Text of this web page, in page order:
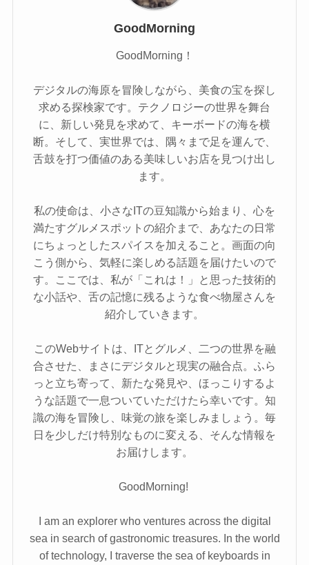
GoodMorning
GoodMorning！
デジタルの海原を冒険しながら、美食の宝を探し
求める探検家です。テクノロジーの世界を舞台
に、新しい発見を求めて、キーボードの海を横
断。そして、実世界では、隅々まで足を運んで、
舌鼓を打つ価値のある美味しいお店を見つけ出し
ます。
私の使命は、小さなITの豆知識から始まり、心を
満たすグルメスポットの紹介まで、あなたの日常
にちょっとしたスパイスを加えること。画面の向
こう側から、気軽に楽しめる話題を届けたいので
す。ここでは、私が「これは！」と思った技術的
な小話や、舌の記憶に残るような食べ物屋さんを
紹介していきます。
このWebサイトは、ITとグルメ、二つの世界を融
合させた、まさにデジタルと現実の融合点。ふら
っと立ち寄って、新たな発見や、ほっこりするよ
うな話題で一息ついていただけたら幸いです。知
識の海を冒険し、味覚の旅を楽しみましょう。毎
日を少しだけ特別なものに変える、そんな情報を
お届けします。
GoodMorning!
I am an explorer who ventures across the digital
sea in search of gastronomic treasures. In the world
of technology, I traverse the sea of keyboards in